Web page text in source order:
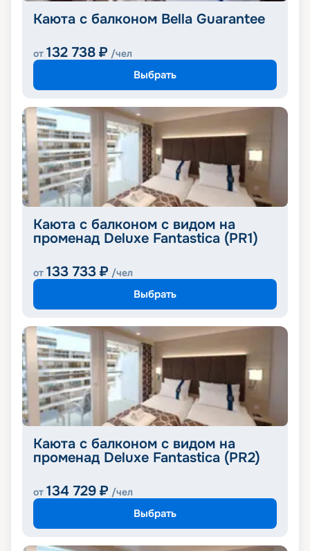
Каюта с балконом Bella Guarantee
от 132 738 ₽ /чел
Выбрать
Каюта с балконом с видом на
променад Deluxe Fantastica (PR1)
от 133 733 ₽ /чел
Выбрать
Каюта с балконом с видом на
променад Deluxe Fantastica (PR2)
от 134 729 ₽ /чел
Выбрать